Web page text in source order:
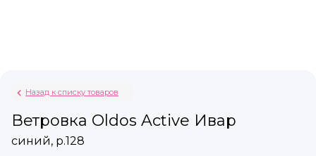
Назад к списку товаров
Ветровка Oldos Active Ивар
синий, р.128